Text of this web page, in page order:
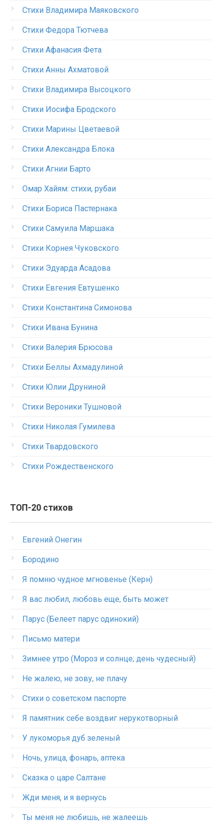
Стихи Владимира Маяковского
Стихи Федора Тютчева
Стихи Афанасия Фета
Стихи Анны Ахматовой
Стихи Владимира Высоцкого
Стихи Иосифа Бродского
Стихи Марины Цветаевой
Стихи Александра Блока
Стихи Агнии Барто
Омар Хайям: стихи, рубаи
Стихи Бориса Пастернака
Стихи Самуила Маршака
Стихи Корнея Чуковского
Стихи Эдуарда Асадова
Стихи Евгения Евтушенко
Стихи Константина Симонова
Стихи Ивана Бунина
Стихи Валерия Брюсова
Стихи Беллы Ахмадулиной
Стихи Юлии Друниной
Стихи Вероники Тушновой
Стихи Николая Гумилева
Стихи Твардовского
Стихи Рождественского
ТОП-20 стихов
Евгений Онегин
Бородино
Я помню чудное мгновенье (Керн)
Я вас любил, любовь еще, быть может
Парус (Белеет парус одинокий)
Письмо матери
Зимнее утро (Мороз и солнце; день чудесный)
Не жалею, не зову, не плачу
Стихи о советском паспорте
Я памятник себе воздвиг нерукотворный
У лукоморья дуб зеленый
Ночь, улица, фонарь, аптека
Сказка о царе Салтане
Жди меня, и я вернусь
Ты меня не любишь, не жалеешь